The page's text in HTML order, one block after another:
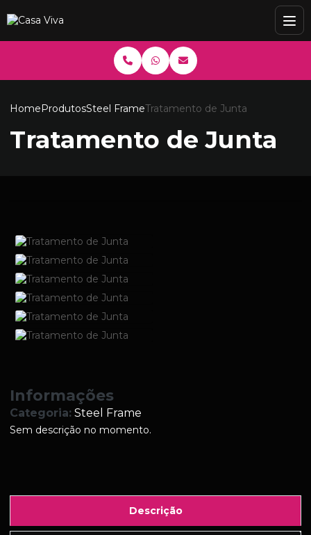
HomeProdutosSteel FrameTratamento de Junta
Tratamento de Junta
Informações
Categoria: Steel Frame
Sem descrição no momento.
Descrição